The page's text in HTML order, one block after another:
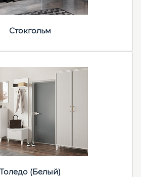
Стокгольм
Толедо (Белый)